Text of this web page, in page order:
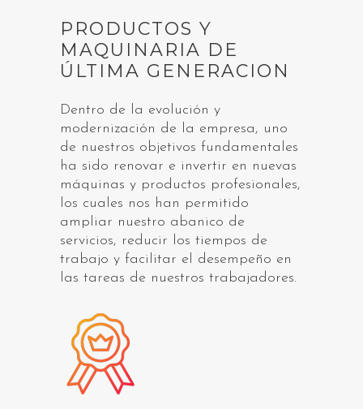
PRODUCTOS Y
MAQUINARIA DE
ÚLTIMA GENERACION
Dentro de la evolución y
modernización de la empresa, uno
de nuestros objetivos fundamentales
ha sido renovar e invertir en nuevas
máquinas y productos profesionales,
los cuales nos han permitido
ampliar nuestro abanico de
servicios, reducir los tiempos de
trabajo y facilitar el desempeño en
las tareas de nuestros trabajadores.